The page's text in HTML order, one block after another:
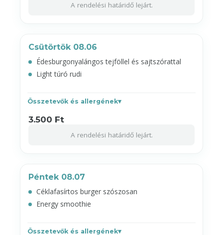
A rendelési határidő lejárt.
Csütörtök 08.06
Édesburgonyalángos tejföllel és sajtszórattal
Light túró rudi
Összetevők és allergének
3.500 Ft
A rendelési határidő lejárt.
Péntek 08.07
Céklafasírtos burger szószosan
Energy smoothie
Összetevők és allergének